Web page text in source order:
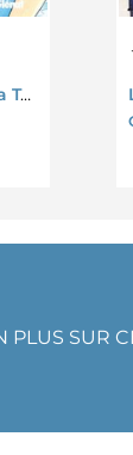
Promise Cinderella Tome 7
PLUS SUR